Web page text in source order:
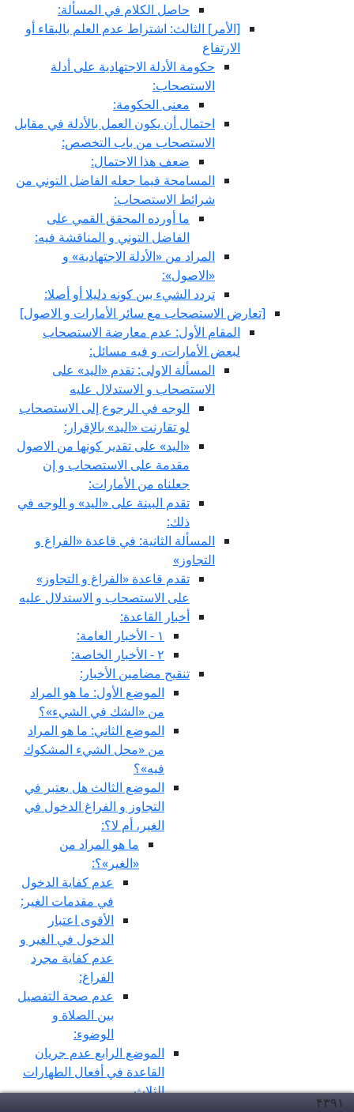
حاصل الكلام في المسألة:
[الأمر] الثالث: اشتراط عدم العلم بالبقاء أو
الارتفاع
حكومة الأدلة الاجتهادية على أدلة
الاستصحاب:
معنى الحكومة:
احتمال أن يكون العمل بالأدلة في مقابل
الاستصحاب من باب التخصص:
ضعف هذا الاحتمال:
المسامحة فيما جعله الفاضل التوني من
شرائط الاستصحاب:
ما أورده المحقق القمي على
الفاضل التوني و المناقشة فيه:
المراد من «الأدلة الاجتهادية» و
«الاصول»:
تردد الشي‏ء بين كونه دليلا أو أصلا:
[تعارض الاستصحاب مع سائر الأمارات و الاصول‏]
المقام الأول: عدم معارضة الاستصحاب
لبعض الأمارات، و فيه مسائل:
المسألة الاولى: تقدم «اليد» على
الاستصحاب و الاستدلال عليه
الوجه في الرجوع إلى الاستصحاب
لو تقارنت «اليد» بالإقرار:
«اليد» على تقدير كونها من الاصول
مقدمة على الاستصحاب و إن
جعلناه من الأمارات:
تقدم البينة على «اليد» و الوجه في
ذلك:
المسألة الثانية: في قاعدة «الفراغ و
التجاوز»
تقدم قاعدة «الفراغ و التجاوز»
على الاستصحاب و الاستدلال عليه
أخبار القاعدة:
١ - الأخبار العامة:
٢ - الأخبار الخاصة:
تنقيح مضامين الأخبار:
الموضع الأول: ما هو المراد
من «الشك في الشي‏ء»؟
الموضع الثاني: ما هو المراد
من «محل الشي‏ء المشكوك
فيه»؟
الموضع الثالث هل يعتبر في
التجاوز و الفراغ الدخول في
الغير، أم لا؟:
ما هو المراد من
«الغير»؟:
عدم كفاية الدخول
في مقدمات الغير:
الأقوى اعتبار
الدخول في الغير و
عدم كفاية مجرد
الفراغ:
عدم صحة التفصيل
بين الصلاة و
الوضوء:
الموضع الرابع عدم جريان
القاعدة في أفعال الطهارات
الثلاث
۴۳۹۱